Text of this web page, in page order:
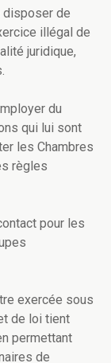
disposer de
illégal de
juridique,
du
qui lui sont
les Chambres
règles
pour les
exercée sous
de loi tient
permettant
de